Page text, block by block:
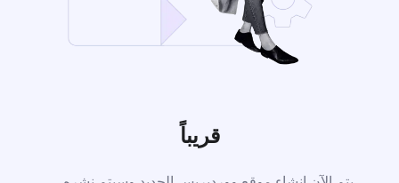
قريباً